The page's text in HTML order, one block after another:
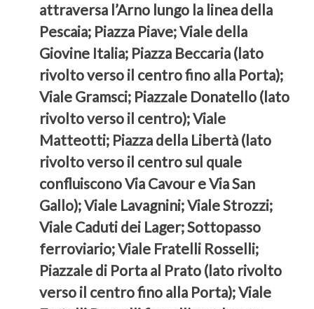
attraversa l’Arno lungo la linea della
Pescaia; Piazza Piave; Viale della
Giovine Italia; Piazza Beccaria (lato
rivolto verso il centro fino alla Porta);
Viale Gramsci; Piazzale Donatello (lato
rivolto verso il centro); Viale
Matteotti; Piazza della Libertà (lato
rivolto verso il centro sul quale
confluiscono Via Cavour e Via San
Gallo); Viale Lavagnini; Viale Strozzi;
Viale Caduti dei Lager; Sottopasso
ferroviario; Viale Fratelli Rosselli;
Piazzale di Porta al Prato (lato rivolto
verso il centro fino alla Porta); Viale